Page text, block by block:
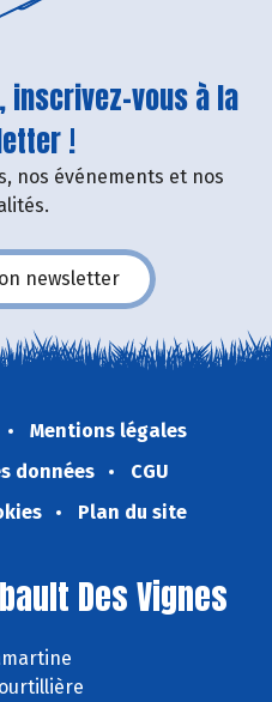
inscrivez-vous à la
!
nos événements et nos
newsletter
Mentions légales
données
CGU
Plan du site
Des Vignes